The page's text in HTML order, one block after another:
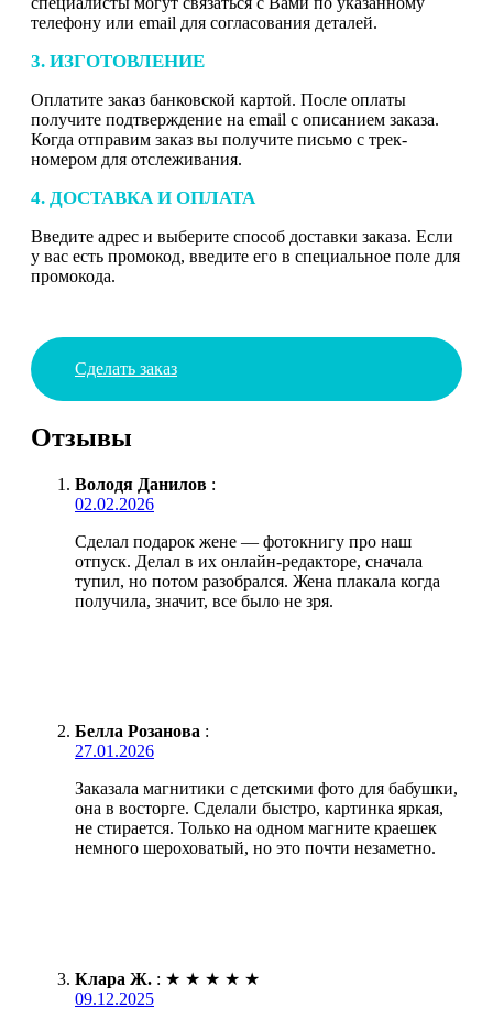
телефону или email для согласования деталей.
3. ИЗГОТОВЛЕНИЕ
Оплатите заказ банковской картой. После оплаты
получите подтверждение на email с описанием заказа.
Когда отправим заказ вы получите письмо с трек-
номером для отслеживания.
4. ДОСТАВКА И ОПЛАТА
Введите адрес и выберите способ доставки заказа. Если
у вас есть промокод, введите его в специальное поле для
промокода.
Сделать заказ
Отзывы
Володя Данилов :
02.02.2026
Сделал подарок жене — фотокнигу про наш
отпуск. Делал в их онлайн-редакторе, сначала
тупил, но потом разобрался. Жена плакала когда
получила, значит, все было не зря.
Белла Розанова :
27.01.2026
Заказала магнитики с детскими фото для бабушки,
она в восторге. Сделали быстро, картинка яркая,
не стирается. Только на одном магните краешек
немного шероховатый, но это почти незаметно.
Клара Ж. : ★ ★ ★ ★ ★
09.12.2025